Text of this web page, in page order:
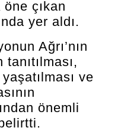
öne çıkan
yer aldı.
Ağrı’nın
ve
önemli